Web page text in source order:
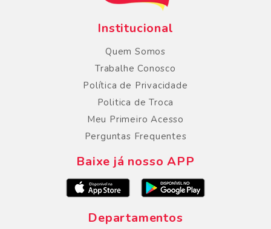
Institucional
Quem Somos
Trabalhe Conosco
Política de Privacidade
Politica de Troca
Meu Primeiro Acesso
Perguntas Frequentes
Baixe já nosso APP
Departamentos